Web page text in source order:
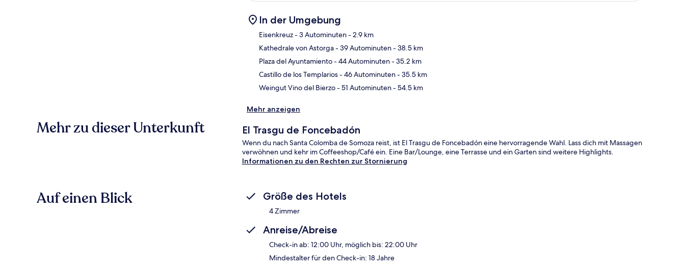
In der Umgebung
Eisenkreuz- 3 Autominuten- 2.9 km
Kathedrale von Astorga- 39 Autominuten- 38.5 km
Plaza del Ayuntamiento- 44 Autominuten- 35.2 km
Castillo de los Templarios- 46 Autominuten- 35.5 km
Weingut Vino del Bierzo- 51 Autominuten- 54.5 km
Mehr anzeigen
Mehr zu dieser Unterkunft El Trasgu de Foncebadón
Wenn du nach Santa Colomba de Somoza reist, ist El Trasgu de Foncebadón eine hervorragende Wahl. Lass dich mit Massagen
verwöhnen und kehr im Coffeeshop/Café ein. Eine Bar/Lounge, eine Terrasse und ein Garten sind weitere Highlights.
Informationen zu den Rechten zur Stornierung
Auf einen Blick Größe des Hotels
4 Zimmer
Anreise/Abreise
Check-in ab: 12:00 Uhr, möglich bis: 22:00 Uhr
Mindestalter für den Check-in: 18 Jahre